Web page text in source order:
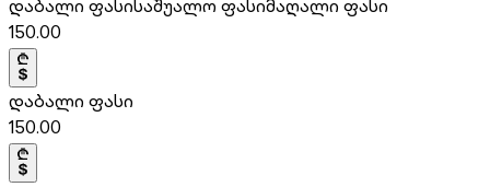
დაბალი ფასისაშუალო ფასიმაღალი ფასი
150.00
დაბალი ფასი
150.00